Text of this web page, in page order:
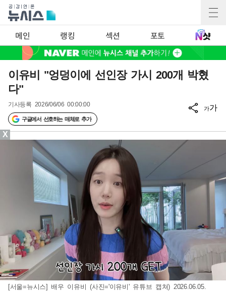
메인 랭킹 섹션 포토
이유비 "엉덩이에 선인장 가시 200개 박혔
다"
기사등록 2026/06/06 00:00:00
구글에서 선호하는 매체로 추가
가가
[서울=뉴시스] 배우 이유비 (사진='이유비' 유튜브 캡쳐) 2026.06.05.
X